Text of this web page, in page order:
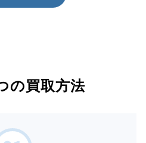
の買取方法